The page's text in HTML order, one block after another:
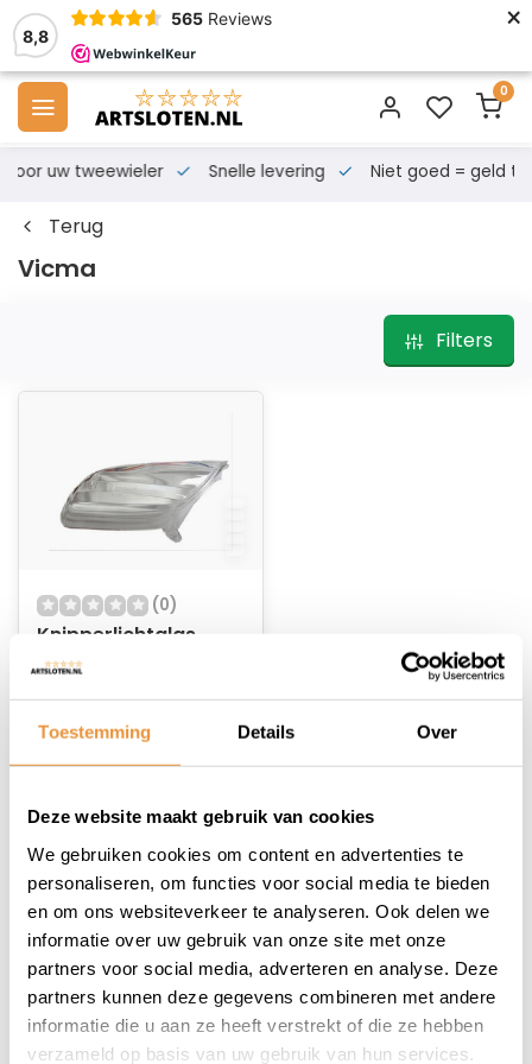
Toestemming Details Over
Deze website maakt gebruik van cookies
We gebruiken cookies om content en advertenties te
personaliseren, om functies voor social media te bieden
en om ons websiteverkeer te analyseren. Ook delen we
informatie over uw gebruik van onze site met onze
partners voor social media, adverteren en analyse. Deze
partners kunnen deze gegevens combineren met andere
informatie die u aan ze heeft verstrekt of die ze hebben
verzameld op basis van uw gebruik van hun services.
8,8
565 Reviews ×
0
voor uw tweewieler Snelle levering Niet goed = geld
Terug
Vicma
Filters
(0)
Knipperlichtglas
Aprilia SR
Niet op voorraad
6,95
1